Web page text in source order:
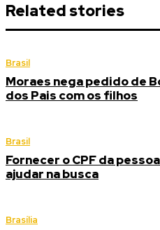
Related stories
Brasil
Moraes nega pedido de
dos Pais com os filhos
Brasil
Fornecer o CPF da
ajudar na busca
Brasília